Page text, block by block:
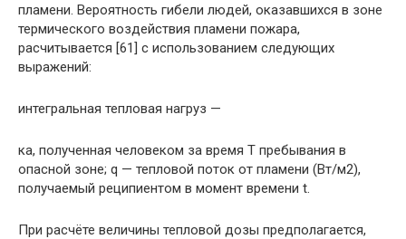
пламени. Вероятность гибели людей, ока­завшихся в зоне
термического воздействия пламени пожара,
расчитывается [61] с использованием следу­ющих
выражений:
интегральная тепловая нагруз —
ка, полученная человеком за время Т пребывания в
опасной зоне; q — тепловой поток от пламени (Вт/м2),
получаемый реципиентом в момент времени t.
При расчёте величины тепловой дозы предпола­гается,